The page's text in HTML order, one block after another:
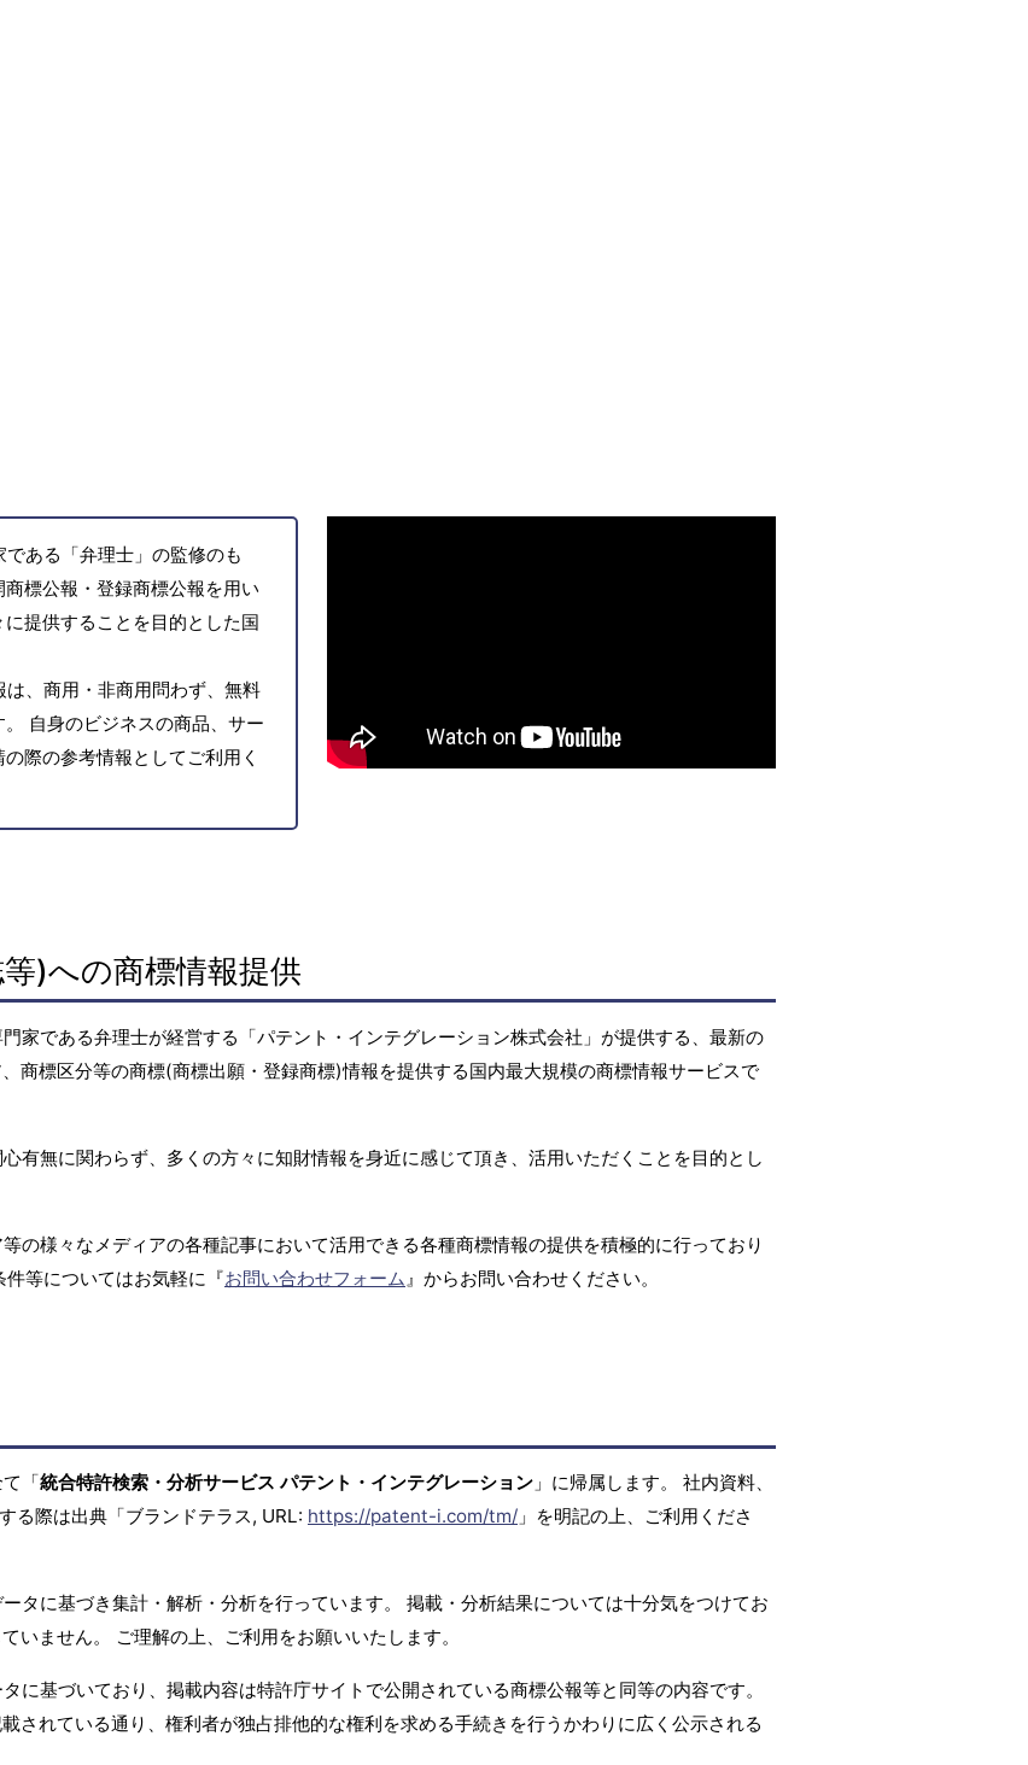
ある「弁理士」の監修のも
標公報・登録商標公報を用い
提供することを目的とした国
、商用・非商用問わず、無料
自身のビジネスの商品、サー
際の参考情報としてご利用く
)への商標情報提供
家である弁理士が経営する「パテント・インテグレーション株式会社」が提供する、最新の
商標区分等の商標(商標出願・登録商標)情報を提供する国内最大規模の商標情報サービスで
有無に関わらず、多くの方々に知財情報を身近に感じて頂き、活用いただくことを目的とし
の様々なメディアの各種記事において活用できる各種商標情報の提供を積極的に行っており
等についてはお気軽に『お問い合わせフォーム 』からお問い合わせください。
「統合特許検索・分析サービス パテント・インテグレーション 」に帰属します。 社内資料、
る際は出典「ブランドテラス, URL: https://patent-i.com/tm/ 」を明記の上、ご利用くださ
タに基づき集計・解析・分析を行っています。 掲載・分析結果については十分気をつけてお
いません。 ご理解の上、ご利用をお願いいたします。
に基づいており、掲載内容は特許庁サイトで公開されている商標公報等と同等の内容です。
載されている通り、権利者が独占排他的な権利を求める手続きを行うかわりに広く公示される